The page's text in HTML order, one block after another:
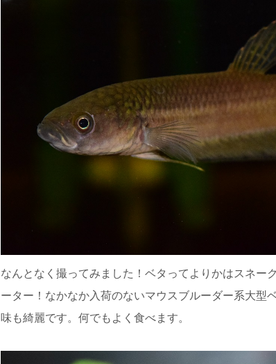
なんとなく撮ってみました！ベタってよりかはスネー
ーター！なかなか入荷のないマウスブルーダー系大型
味も綺麗です。何でもよく食べます。